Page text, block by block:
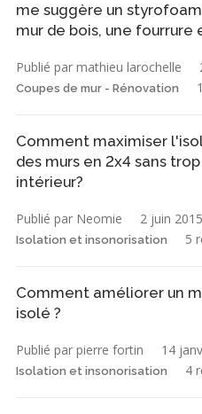
me suggère un
mur de bois, une fourrure
Publié par mathieu larochelle
Coupes de mur - Rénovation
Comment maximiser
des murs en 2x4 sans
intérieur?
Publié par Neomie 2 juin 2015
Isolation et insonorisation 5
Comment améliorer un
isolé ?
Publié par pierre fortin 14
Isolation et insonorisation 4